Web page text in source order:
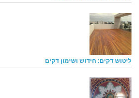
ליטוש דקים: חידוש ושימון דקים